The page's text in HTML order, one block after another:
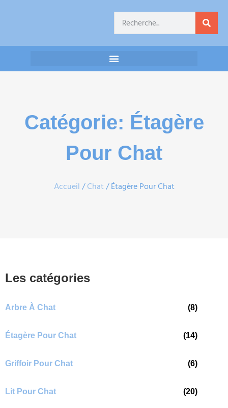
Catégorie: Étagère
Pour Chat
Accueil /Chat / Étagère Pour Chat
Les catégories
Arbre À Chat (8)
Étagère Pour Chat (14)
Griffoir Pour Chat (6)
Lit Pour Chat (20)